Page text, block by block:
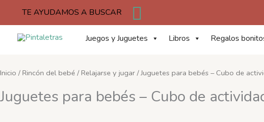
TE AYUDAMOS A BUSCAR Buscar
Juegos y Juguetes Libros Regalos
Inicio / Rincón del bebé / Relajarse y jugar / Juguetes para bebés – Cubo de
Juguetes para bebés – Cubo de